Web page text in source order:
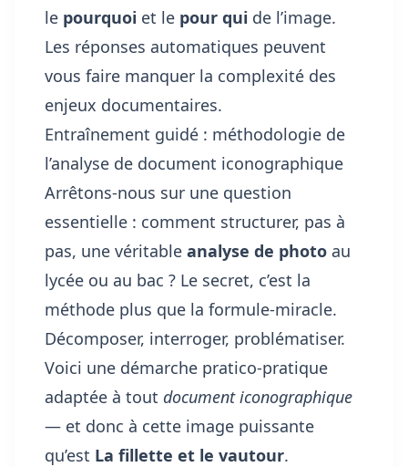
le pourquoi et le pour qui de l’image.
Les réponses automatiques peuvent
vous faire manquer la complexité des
enjeux documentaires.
Entraînement guidé : méthodologie de
l’analyse de document iconographique
Arrêtons-nous sur une question
essentielle : comment structurer, pas à
pas, une véritable analyse de photo au
lycée ou au bac ? Le secret, c’est la
méthode plus que la formule-miracle.
Décomposer, interroger, problématiser.
Voici une démarche pratico-pratique
adaptée à tout document iconographique
— et donc à cette image puissante
qu’est La fillette et le vautour.